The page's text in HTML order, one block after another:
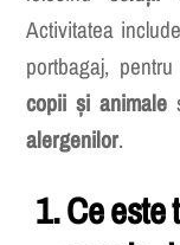
profesionale de
folosind
Activitatea
portbagaj,
alergenilor.